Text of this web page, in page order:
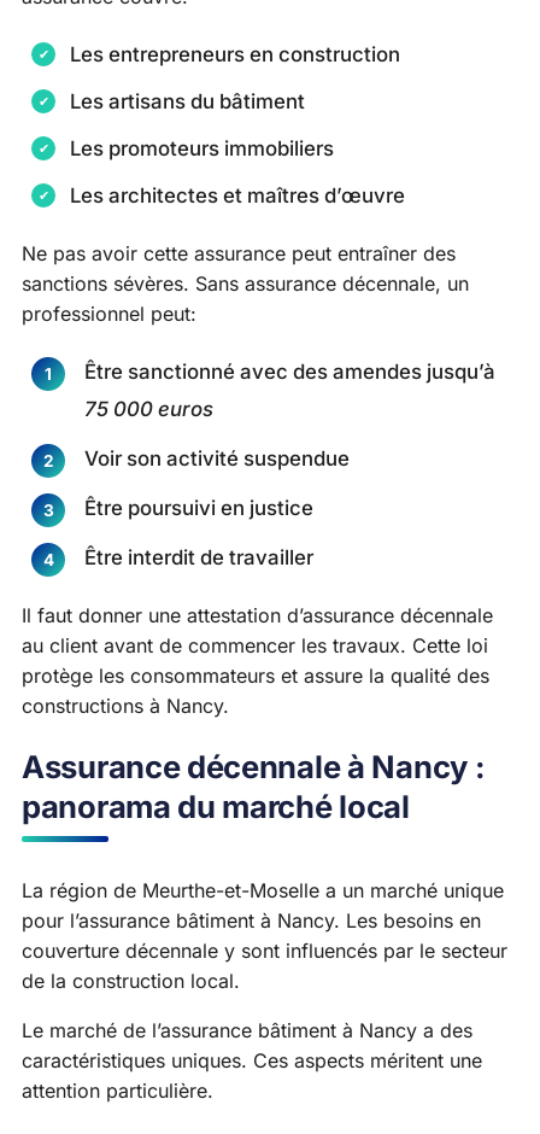
Les entrepreneurs en construction
Les artisans du bâtiment
Les promoteurs immobiliers
Les architectes et maîtres d’œuvre
Ne pas avoir cette assurance peut entraîner des
sanctions sévères. Sans assurance décennale, un
professionnel peut:
Être sanctionné avec des amendes jusqu’à
75 000 euros
Voir son activité suspendue
Être poursuivi en justice
Être interdit de travailler
Il faut donner une attestation d’assurance décennale
au client avant de commencer les travaux. Cette loi
protège les consommateurs et assure la qualité des
constructions à Nancy.
Assurance décennale à Nancy :
panorama du marché local
La région de Meurthe-et-Moselle a un marché unique
pour l’assurance bâtiment à Nancy. Les besoins en
couverture décennale y sont influencés par le secteur
de la construction local.
Le marché de l’assurance bâtiment à Nancy a des
caractéristiques uniques. Ces aspects méritent une
attention particulière.